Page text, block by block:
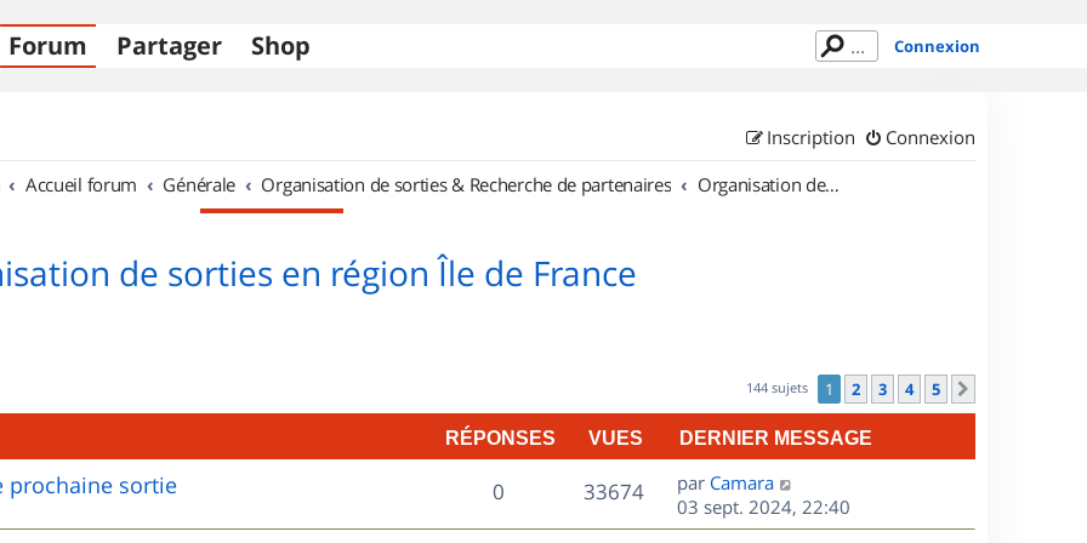
Forum Partager Shop Connexion
Connexion
Inscription
Accueil forum Générale Organisation de sorties & Recherche de partenaires Organisation de sorties en région Île de France
de sorties en région Île de France
144 sujets 1 2 3 4 5
RÉPONSES VUES DERNIER MESSAGE
prochaine sortie 0R
é
33674V
u
D
e
r
par Camara
03 sept. 2024, 22:40